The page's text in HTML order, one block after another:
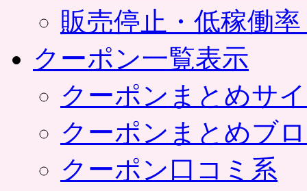
販売停止・低稼働
クーポン一覧表示
クーポンまとめサ
クーポンまとめブ
クーポン口コミ系